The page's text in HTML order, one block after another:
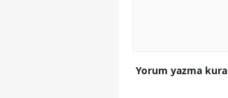
Yorum yazma